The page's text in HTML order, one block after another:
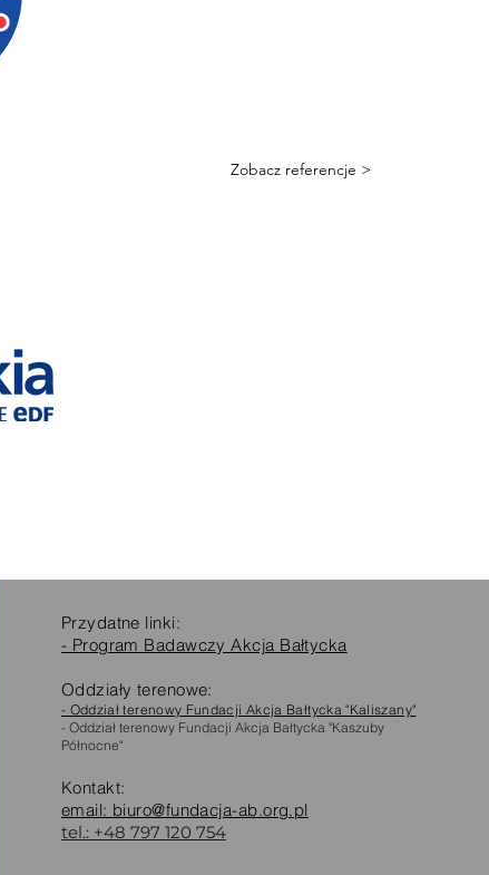
Zobacz referencje >
Przydatne linki:
- Program Badawczy Akcja Bałtycka
Oddziały terenowe:
- Oddział terenowy Fundacji Akcja Bałtycka "Kaliszany"
- Oddział terenowy Fundacji Akcja Bałtycka "Kaszuby
Północne"
Kontakt:
email: biuro@fundacja-ab.org.pl
tel.: +48 797 120 754